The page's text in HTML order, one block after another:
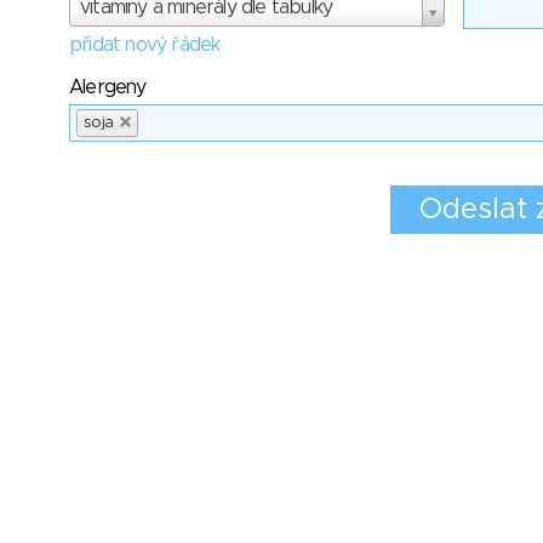
vitaminy a minerály dle tabulky
přidat nový řádek
Alergeny
soja